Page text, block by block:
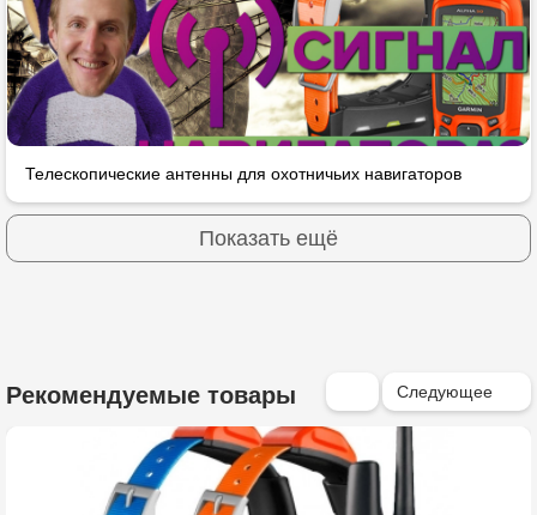
Телескопические антенны для охотничьих навигаторов
Показать ещё
Рекомендуемые товары Следующее